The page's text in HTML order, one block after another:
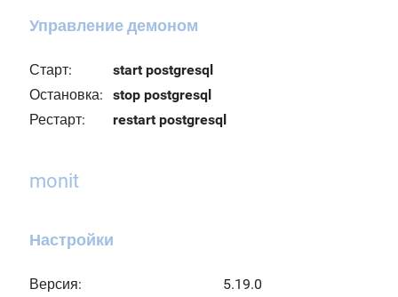
Управление демоном
Старт:
start postgresql
Остановка:
stop postgresql
Рестарт:
restart postgresql
monit
Настройки
Версия:
5.19.0